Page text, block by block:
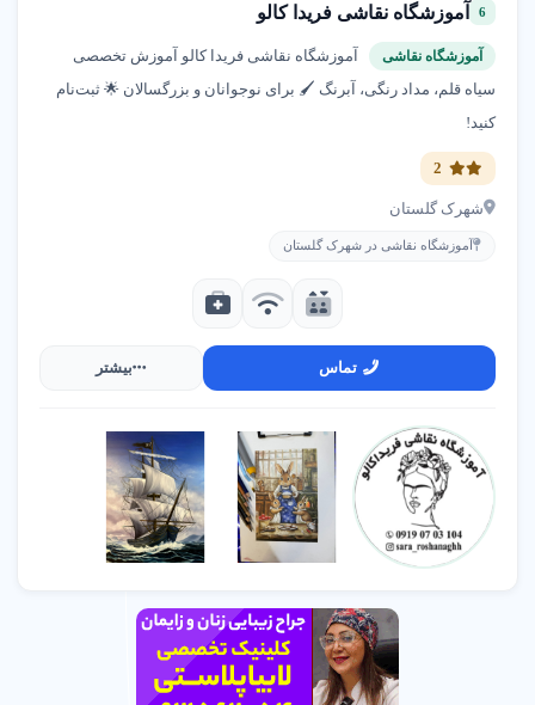
6 آموزشگاه نقاشی فریدا کالو
آموزشگاه نقاشی
آموزشگاه نقاشی فریدا کالو آموزش تخصصی
سیاه قلم، مداد رنگی، آبرنگ 🖌️ برای نوجوانان و بزرگسالان 🌟 ثبت‌نام
کنید!
شهرک گلستان
آموزشگاه نقاشی در شهرک گلستان
تماس بیشتر